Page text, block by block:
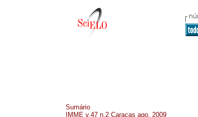
Sumário
IMME v.47 n.2 Caracas ago. 2009